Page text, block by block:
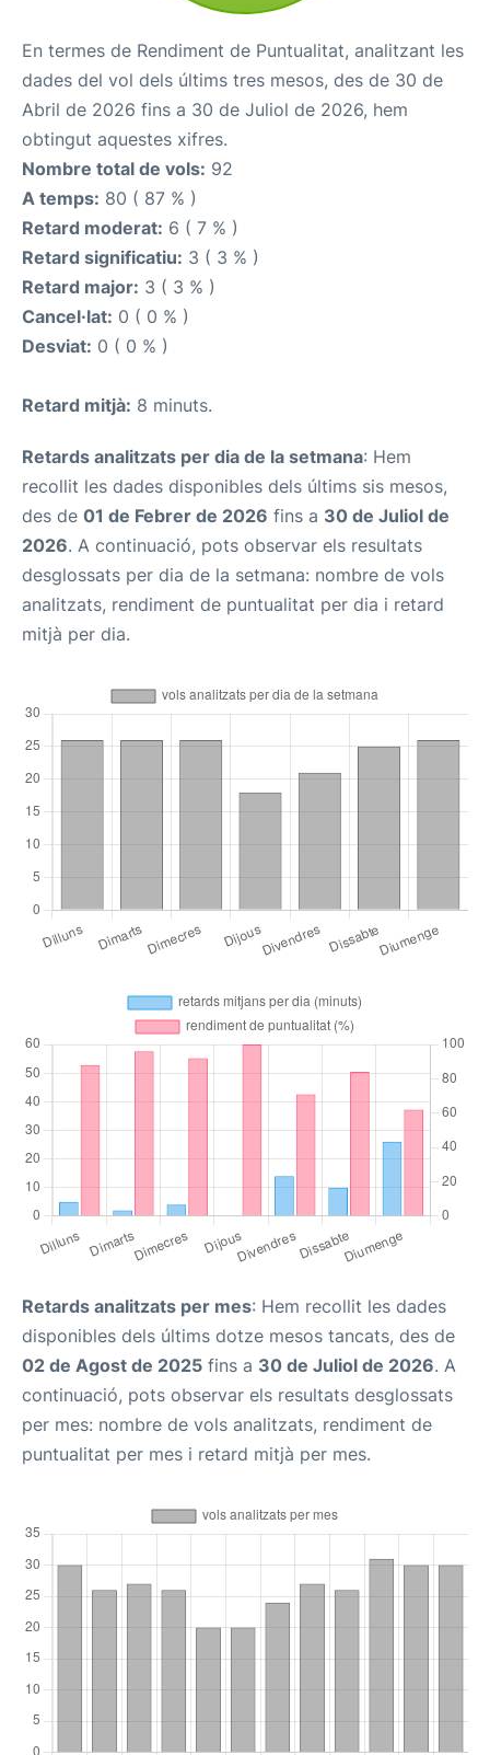
En termes de Rendiment de Puntualitat, analitzant les
dades del vol dels últims tres mesos, des de 30 de
Abril de 2026 fins a 30 de Juliol de 2026, hem
obtingut aquestes xifres.
Nombre total de vols: 92
A temps: 80 ( 87 % )
Retard moderat: 6 ( 7 % )
Retard significatiu: 3 ( 3 % )
Retard major: 3 ( 3 % )
Cancel·lat: 0 ( 0 % )
Desviat: 0 ( 0 % )
Retard mitjà: 8 minuts.
Retards analitzats per dia de la setmana: Hem
recollit les dades disponibles dels últims sis mesos,
des de 01 de Febrer de 2026 fins a 30 de Juliol de
2026. A continuació, pots observar els resultats
desglossats per dia de la setmana: nombre de vols
analitzats, rendiment de puntualitat per dia i retard
mitjà per dia.
Retards analitzats per mes: Hem recollit les dades
disponibles dels últims dotze mesos tancats, des de
02 de Agost de 2025 fins a 30 de Juliol de 2026. A
continuació, pots observar els resultats desglossats
per mes: nombre de vols analitzats, rendiment de
puntualitat per mes i retard mitjà per mes.